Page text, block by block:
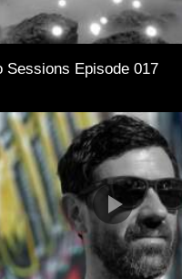
Sessions Episode 017